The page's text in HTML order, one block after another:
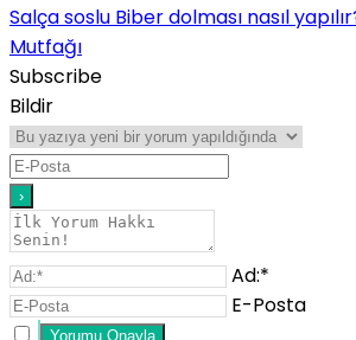
Salça soslu Biber dolması nasıl
Mutfağı
Subscribe
Bildir
Ad:*
E-Posta